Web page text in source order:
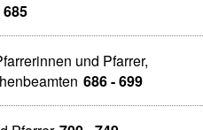
685
und Pfarrer,
686 - 699